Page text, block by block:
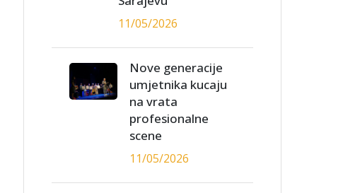
11/05/2026
Nove generacije
umjetnika kucaju
na vrata
profesionalne
scene
11/05/2026